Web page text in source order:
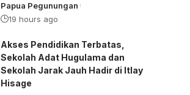
Papua Pegunungan
19 hours ago
Akses Pendidikan Terbatas,
Sekolah Adat Hugulama dan
Sekolah Jarak Jauh Hadir di Itlay
Hisage